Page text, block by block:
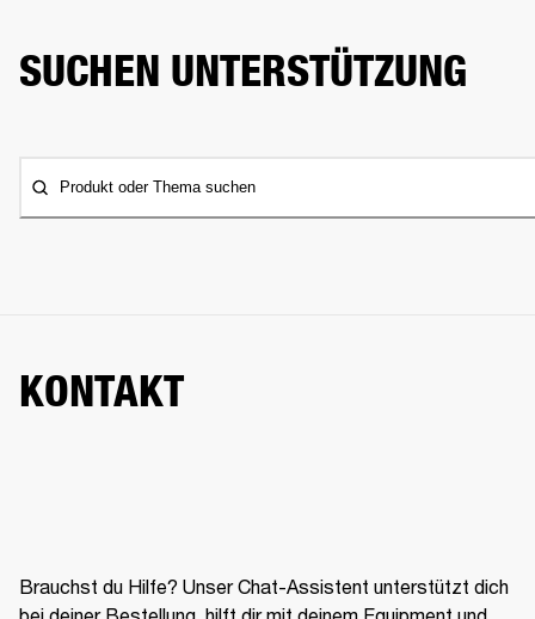
SUCHEN UNTERSTÜTZUNG
Produkt oder Thema suchen
KONTAKT
Brauchst du Hilfe? Unser Chat-Assistent unterstützt dich